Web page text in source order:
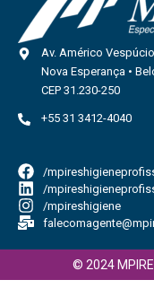
Av. Américo
Nova Esperança •
CEP 31.230-250
+55 31 3412-4040
/
/
/mpireshigiene
© 2024